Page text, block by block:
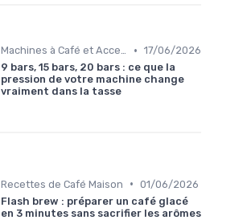
Machines à Café et Accessoires • 17/06/2026
9 bars, 15 bars, 20 bars : ce que la
pression de votre machine change
vraiment dans la tasse
Recettes de Café Maison • 01/06/2026
Flash brew : préparer un café glacé
en 3 minutes sans sacrifier les arômes